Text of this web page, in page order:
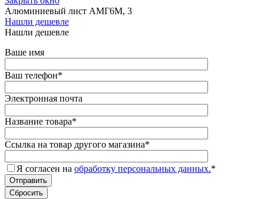
Алюминиевый лист АМГ6М, 3
Нашли дешевле
Нашли дешевле
Ваше имя
Ваш телефон*
Электронная почта
Название товара*
Ссылка на товар другого магазина*
Я согласен на обработку персональных данных.*